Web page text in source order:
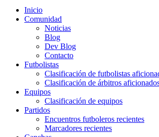
Inicio
Comunidad
Noticias
Blog
Dev Blog
Contacto
Futbolistas
Clasificación de futbolistas
Clasificación de árbitros
Equipos
Clasificación de equipos
Partidos
Encuentros futboleros recientes
Marcadores recientes